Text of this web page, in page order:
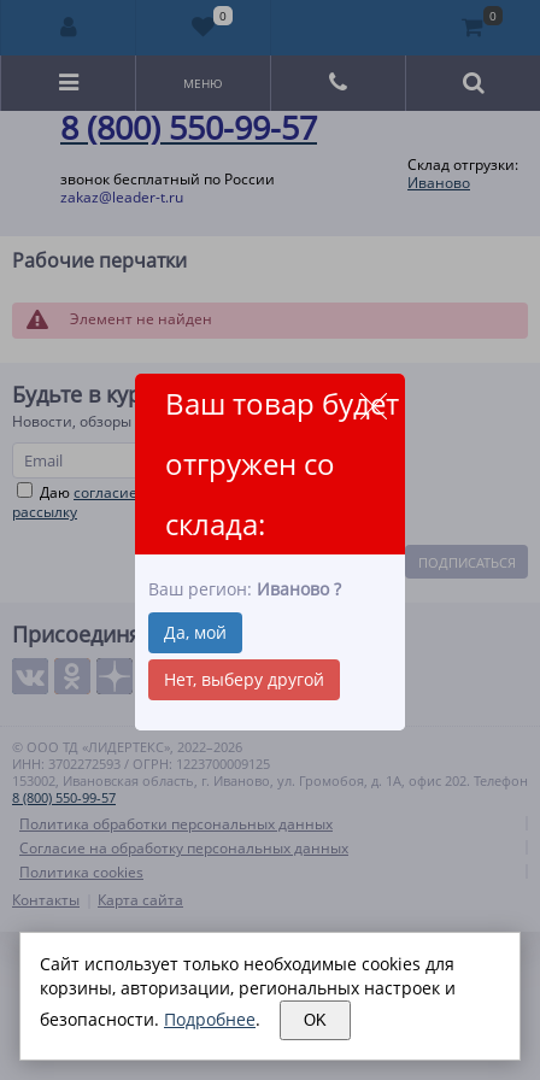
8 (800) 550-99-57
звонок бесплатный по России
zakaz@leader-t.ru
Склад отгрузки:
Иваново
Ваш товар будет
отгружен со
склада:
Ваш регион: Иваново ?
Да, мой
Нет, выберу другой
МЕНЮ
Рабочие перчатки
Элемент не найден
Будьте в курсе!
Новости, обзоры и акции
Даюсогласие на рекламную и информационную
рассылку
ПОДПИСАТЬСЯ
Присоединяйтесь
© ООО ТД «ЛИДЕРТЕКС», 2022–2026
ИНН: 3702272593 / ОГРН: 1223700009125
153002, Ивановская область, г. Иваново, ул. Громобоя, д. 1А, офис 202. Телефон
8 (800) 550-99-57
Политика обработки персональных данных
Согласие на обработку персональных данных
Политика cookies
Контакты
Карта сайта
0 0
Сайт использует только необходимые cookies для
корзины, авторизации, региональных настроек и
безопасности. Подробнее. OK